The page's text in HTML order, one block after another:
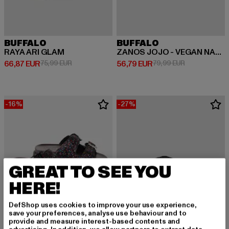
BUFFALO
RAYA ARI GLAM
66,87 EUR
Derzeitiger Preis: 66,87 EUR
75,99 EURAktionspreis: 75,99 EUR
BUFFALO
ZANOS JOJO - VEGAN NAPPA
56,79 EUR
Derzeitiger Preis: 56,79 EUR
79,99 EURAktionspreis:
-16% -27%
GREAT TO SEE YOU
HERE!
DefShop uses cookies to improve your use experience,
save your preferences, analyse use behaviour and to
provide and measure interest-based contents and